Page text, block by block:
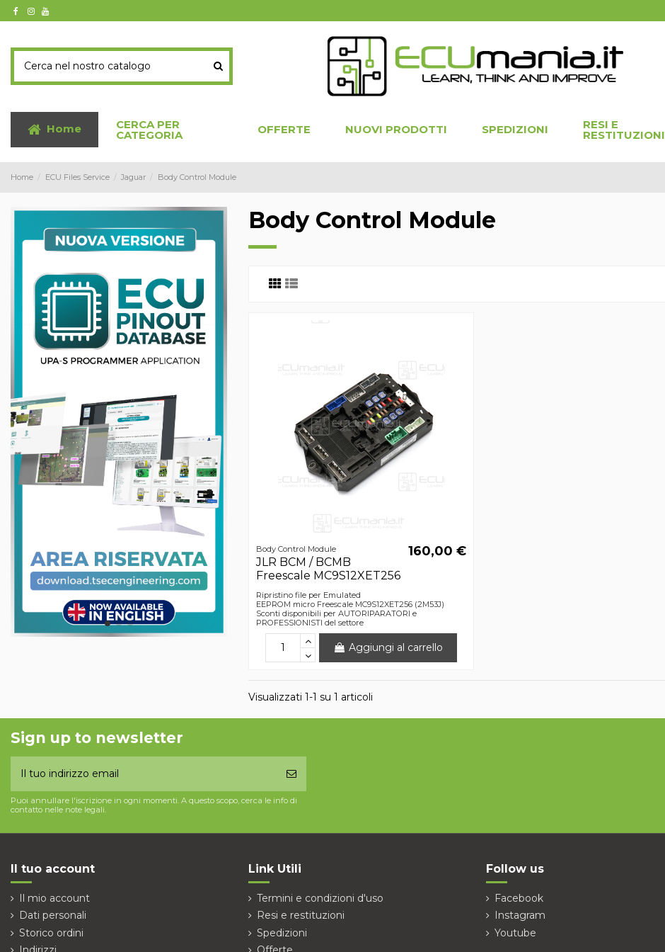
Home CERCA PER
CATEGORIA OFFERTE NUOVI PRODOTTI SPEDIZIONI RESI E
RESTITUZIONI
Home ECU Files Service Jaguar Body Control Module
Body Control Module
Body Control Module
JLR BCM / BCMB
Freescale MC9S12XET256
160,00 €
Ripristino file per Emulated
EEPROM micro Freescale MC9S12XET256 (2M53J)
Sconti disponibili per AUTORIPARATORI e
PROFESSIONISTI del settore
Aggiungi al carrello
Visualizzati 1-1 su 1 articoli
Sign up to newsletter
Puoi annullare l'iscrizione in ogni momenti. A questo scopo, cerca le info di
contatto nelle note legali.
Il tuo account
Il mio account
Dati personali
Storico ordini
Link Utili
Termini e condizioni d'uso
Resi e restituzioni
Spedizioni
Follow us
Facebook
Instagram
Youtube